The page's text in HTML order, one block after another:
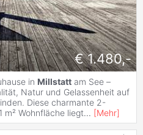
€ 1.480,-
in Millstatt am See –
Natur und Gelassenheit auf
Diese charmante 2-
m² Wohnfläche liegt... [Mehr]